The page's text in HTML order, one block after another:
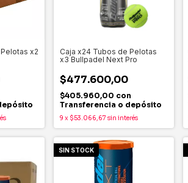
x2
Caja x24 Tubos de Pelotas
x3 Bullpadel Next Pro
$477.600,00
$405.960,00 con
Transferencia o depósito
9 x $53.066,67 sin interés
SIN STOCK